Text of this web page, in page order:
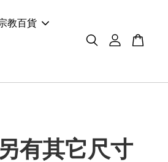
教百貨
有其它尺寸